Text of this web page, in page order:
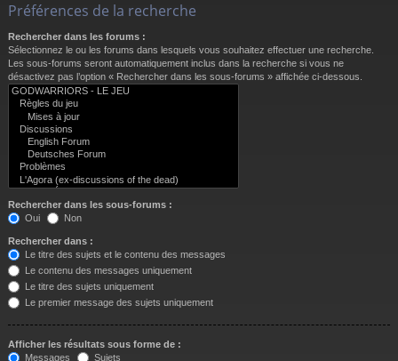
Préférences de la recherche
Rechercher dans les forums :
Sélectionnez le ou les forums dans lesquels vous souhaitez effectuer une recherche.
Les sous-forums seront automatiquement inclus dans la recherche si vous ne
désactivez pas l’option « Rechercher dans les sous-forums » affichée ci-dessous.
Rechercher dans les sous-forums :
Oui
Non
Rechercher dans :
Le titre des sujets et le contenu des messages
Le contenu des messages uniquement
Le titre des sujets uniquement
Le premier message des sujets uniquement
Afficher les résultats sous forme de :
Messages
Sujets